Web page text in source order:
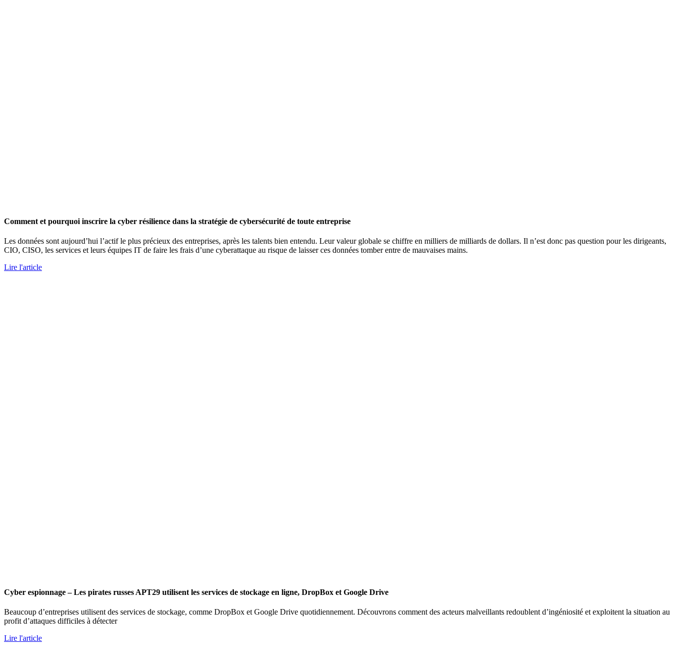
Comment et pourquoi inscrire la cyber résilience dans la stratégie de cybersécurité de toute entreprise
Les données sont aujourd’hui l’actif le plus précieux des entreprises, après les talents bien entendu. Leur valeur globale se chiffre en milliers de milliards de dollars. Il n’est donc pas question pour les dirigeants,
CIO, CISO, les services et leurs équipes IT de faire les frais d’une cyberattaque au risque de laisser ces données tomber entre de mauvaises mains.
Lire l'article
Cyber espionnage – Les pirates russes APT29 utilisent les services de stockage en ligne, DropBox et Google Drive
Beaucoup d’entreprises utilisent des services de stockage, comme DropBox et Google Drive quotidiennement. Découvrons comment des acteurs malveillants redoublent d’ingéniosité et exploitent la situation au
profit d’attaques difficiles à détecter
Lire l'article